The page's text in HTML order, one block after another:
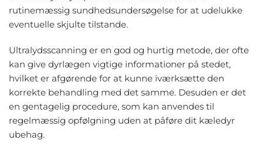
rutinemæssig sundhedsundersøgelse for at udelukke
eventuelle skjulte tilstande.
Ultralydsscanning er en god og hurtig metode, der ofte
kan give dyrlægen vigtige informationer på stedet,
hvilket er afgørende for at kunne iværksætte den
korrekte behandling med det samme. Desuden er det
en gentagelig procedure, som kan anvendes til
regelmæssig opfølgning uden at påføre dit kæledyr
ubehag.